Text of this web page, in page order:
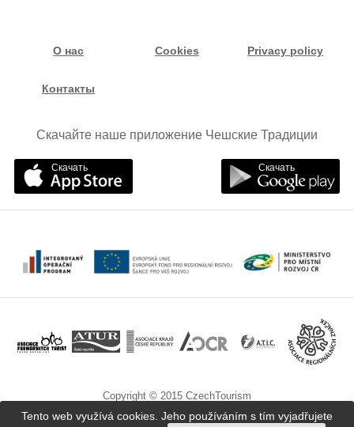
О нас Cookies Privacy policy
Контакты
Скачайте наше приложение Чешские Традиции
Скачать Скачать
Copyright © 2015 CzechTourism
Tento web využívá cookies. Jeho používáním s tím vyjadřujete